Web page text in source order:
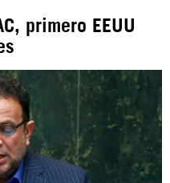
c/hispantv
hispan_tv
primero EEUU